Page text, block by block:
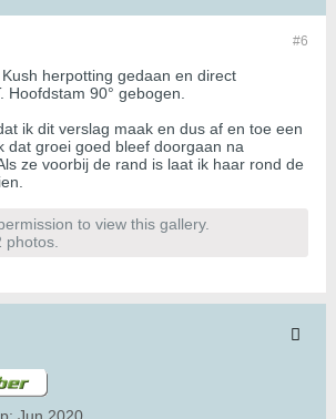
#6
herpotting gedaan en direct
Hoofdstam 90° gebogen.
ik dit verslag maak en dus af en toe een
dat groei goed bleef doorgaan na
ze voorbij de rand is laat ik haar rond de
to view this gallery.